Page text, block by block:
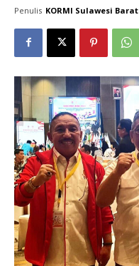
Penulis KORMI Sulawesi Barat